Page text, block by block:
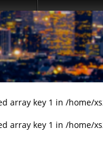
array key 1 in /home/
array key 1 in /home/